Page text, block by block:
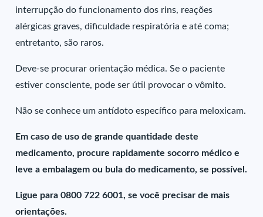
interrupção do funcionamento dos rins, reações
alérgicas graves, dificuldade respiratória e até coma;
entretanto, são raros.
Deve-se procurar orientação médica. Se o paciente
estiver consciente, pode ser útil provocar o vômito.
Não se conhece um antídoto específico para meloxicam.
Em caso de uso de grande quantidade deste
medicamento, procure rapidamente socorro médico e
leve a embalagem ou bula do medicamento, se possível.
Ligue para 0800 722 6001, se você precisar de mais
orientações.